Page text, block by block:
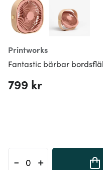
Printworks
Fantastic bärbar
799 kr
- +